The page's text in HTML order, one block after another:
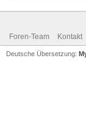
Foren-Team Kontakt
Deutsche Übersetzung: